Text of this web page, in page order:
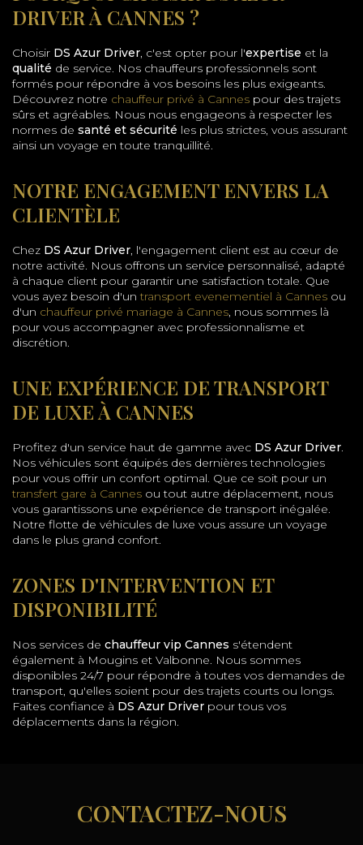
DRIVER À CANNES ?
Choisir DS Azur Driver, c'est opter pour l'expertise et la
qualité de service. Nos chauffeurs professionnels sont
formés pour répondre à vos besoins les plus exigeants.
Découvrez notre chauffeur privé à Cannes pour des trajets
sûrs et agréables. Nous nous engageons à respecter les
normes de santé et sécurité les plus strictes, vous assurant
ainsi un voyage en toute tranquillité.
NOTRE ENGAGEMENT ENVERS LA
CLIENTÈLE
Chez DS Azur Driver, l'engagement client est au cœur de
notre activité. Nous offrons un service personnalisé, adapté
à chaque client pour garantir une satisfaction totale. Que
vous ayez besoin d'un transport evenementiel à Cannes ou
d'un chauffeur privé mariage à Cannes, nous sommes là
pour vous accompagner avec professionnalisme et
discrétion.
UNE EXPÉRIENCE DE TRANSPORT
DE LUXE À CANNES
Profitez d'un service haut de gamme avec DS Azur Driver.
Nos véhicules sont équipés des dernières technologies
pour vous offrir un confort optimal. Que ce soit pour un
transfert gare à Cannes ou tout autre déplacement, nous
vous garantissons une expérience de transport inégalée.
Notre flotte de véhicules de luxe vous assure un voyage
dans le plus grand confort.
ZONES D'INTERVENTION ET
DISPONIBILITÉ
Nos services de chauffeur vip Cannes s'étendent
également à Mougins et Valbonne. Nous sommes
disponibles 24/7 pour répondre à toutes vos demandes de
transport, qu'elles soient pour des trajets courts ou longs.
Faites confiance à DS Azur Driver pour tous vos
déplacements dans la région.
CONTACTEZ-NOUS